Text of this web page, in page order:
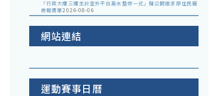
「行政大樓三樓主計室外平台漏水整修一式」擬公開徵求原住民廠
商報價單2026-08-06
網站連結
運動賽事日曆